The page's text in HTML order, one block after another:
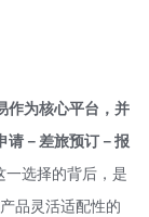
作为核心平台，并
请－差旅预订－报
一选择的背后，是
品灵活适配性的